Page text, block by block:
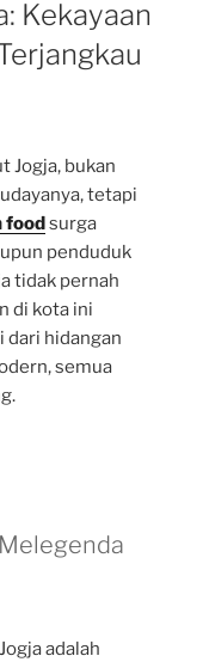
Kekayaan
Jogja, bukan
tetapi
foodsurga
penduduk
tidak pernah
di kota ini
dari hidangan
semua
adalah